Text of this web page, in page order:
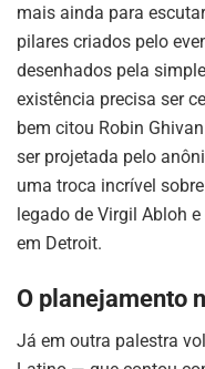
mais ainda para
pilares criados pelo
desenhados pela
existência precisa ser
bem citou Robin
ser projetada pelo
uma troca incrível
legado de Virgil Abloh
em Detroit.
O planejamento
Já em outra palestra